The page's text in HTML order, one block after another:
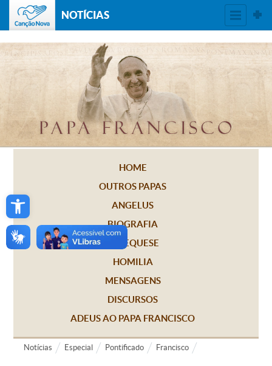
Open toolbar
NOTÍCIAS
HOME
OUTROS PAPAS
ANGELUS
BIOGRAFIA
CATEQUESE
HOMILIA
MENSAGENS
DISCURSOS
ADEUS AO PAPA FRANCISCO
Notícias Especial Pontificado Francisco